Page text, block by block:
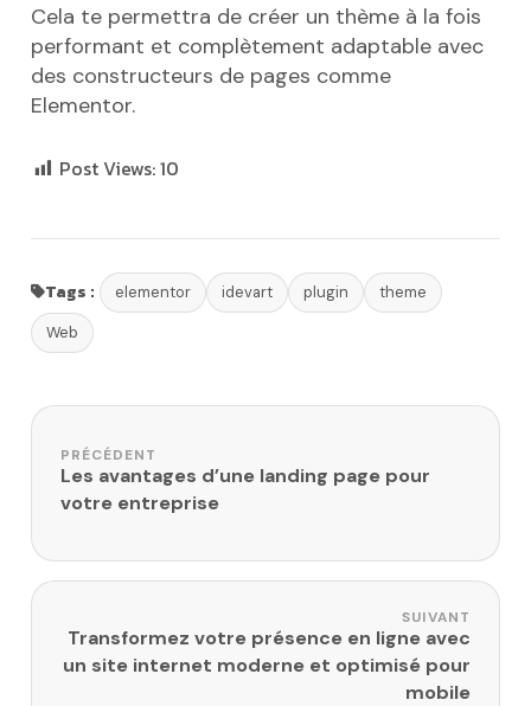
Cela te permettra de créer un thème à la fois
performant et complètement adaptable avec
des constructeurs de pages comme
Elementor.
Post Views:10
Tags : elementor idevart plugin
theme
Web
Navigation de l’article
PRÉCÉDENT
Les avantages d’une landing page pour
votre entreprise
SUIVANT
Transformez votre présence en ligne avec
un site internet moderne et optimisé pour
mobile